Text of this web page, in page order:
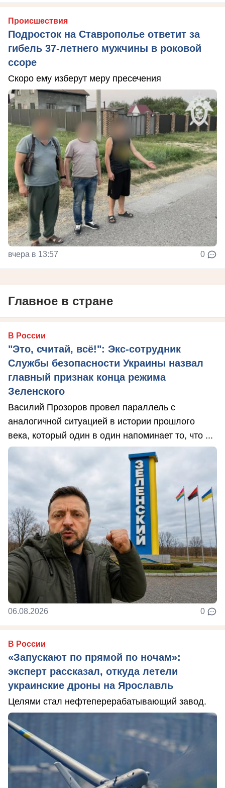
Происшествия
Подросток на Ставрополье ответит за
гибель 37-летнего мужчины в роковой
ссоре
Скоро ему изберут меру пресечения
вчера в 13:57 0
Главное в стране
В России
"Это, считай, всё!": Экс-сотрудник
Службы безопасности Украины назвал
главный признак конца режима
Зеленского
Василий Прозоров провел параллель с
аналогичной ситуацией в истории прошлого
века, который один в один напоминает то, что ...
06.08.2026 0
В России
«Запускают по прямой по ночам»:
эксперт рассказал, откуда летели
украинские дроны на Ярославль
Целями стал нефтеперерабатывающий завод.